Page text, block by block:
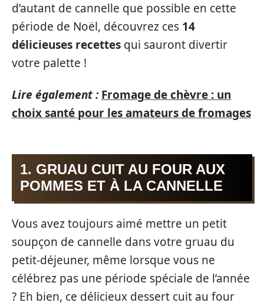
d’autant de cannelle que possible en cette
période de Noël, découvrez ces 14
délicieuses recettes qui sauront divertir
votre palette !
Lire également : Fromage de chèvre : un
choix santé pour les amateurs de fromages
1. GRUAU CUIT AU FOUR AUX
POMMES ET À LA CANNELLE
Vous avez toujours aimé mettre un petit
soupçon de cannelle dans votre gruau du
petit-déjeuner, même lorsque vous ne
célébrez pas une période spéciale de l’année
? Eh bien, ce délicieux dessert cuit au four